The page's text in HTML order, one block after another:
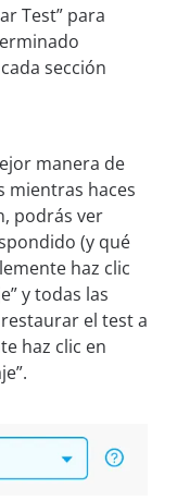
Test” para
sección
manera de
mientras haces
podrás ver
(y qué
haz clic
y todas las
el test a
haz clic en